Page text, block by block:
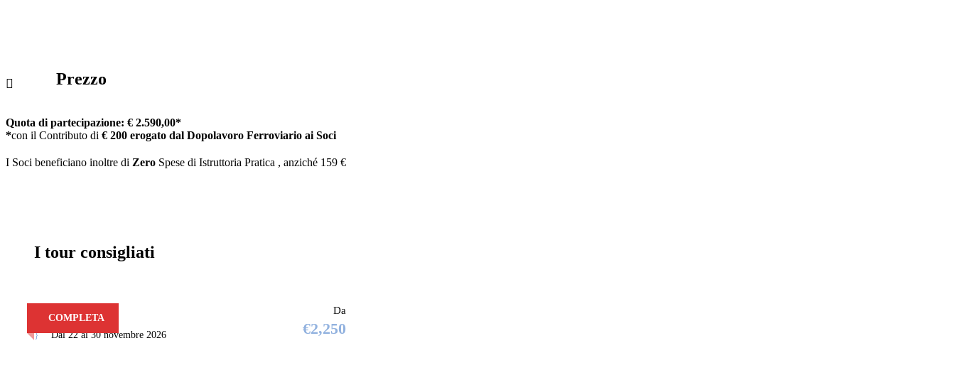
Prezzo
Quota di partecipazione: € 2.590,00*
*con il Contributo di € 200 erogato dal Dopolavoro Ferroviario ai Soci
I Soci beneficiano inoltre di Zero Spese di Istruttoria Pratica , anziché 159 €
I tour consigliati
COMPLETA
Da
€2,250
Dal 22 al 30 novembre 2026